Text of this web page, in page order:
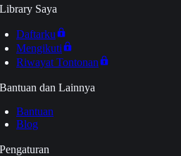
Library Saya
Daftarku
Mengikuti
Riwayat Tontonan
Bantuan dan Lainnya
Bantuan
Blog
Pengaturan